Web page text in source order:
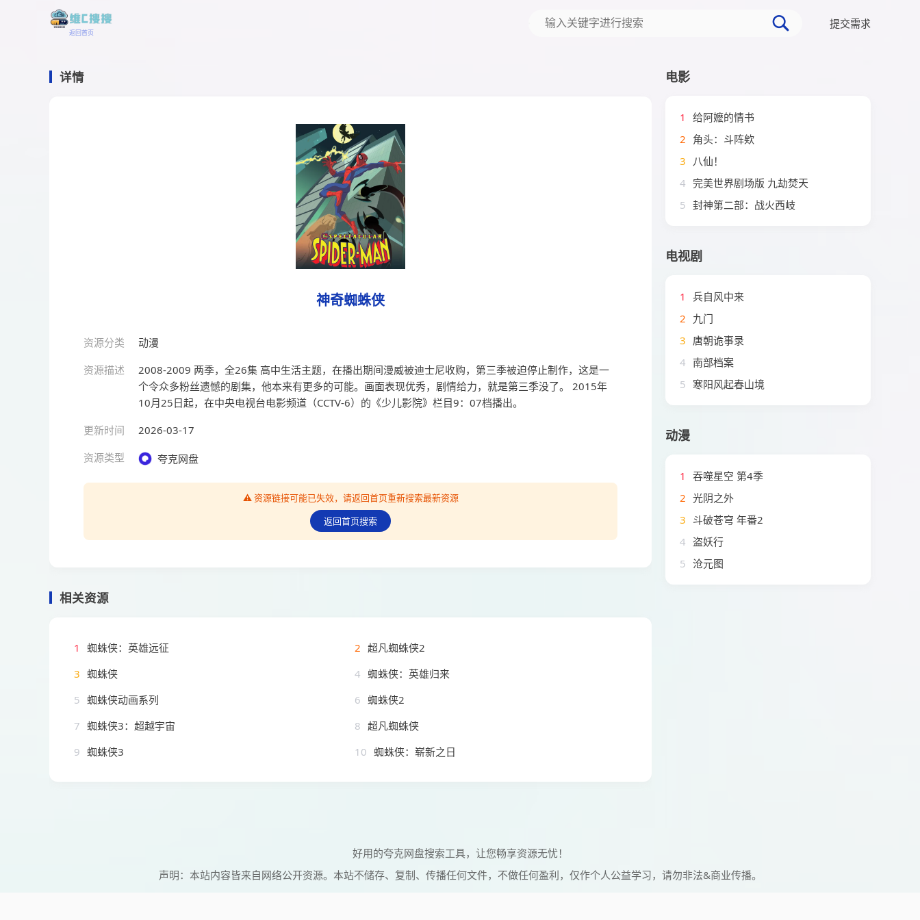
返回首页
提交需求
详情
神奇蜘蛛侠
资源分类
动漫
资源描述
2008-2009 两季，全26集 高中生活主题，在播出期间漫威被迪士尼收购，第三季被迫停止制作，这是一
个令众多粉丝遗憾的剧集，他本来有更多的可能。画面表现优秀，剧情给力，就是第三季没了。 2015年
10月25日起，在中央电视台电影频道（CCTV-6）的《少儿影院》栏目9：07档播出。
更新时间
2026-03-17
资源类型
夸克网盘
⚠️ 资源链接可能已失效，请返回首页重新搜索最新资源
返回首页搜索
相关资源
1 蜘蛛侠：英雄远征 2 超凡蜘蛛侠2
3 蜘蛛侠 4 蜘蛛侠：英雄归来
5 蜘蛛侠动画系列 6 蜘蛛侠2
7 蜘蛛侠3：超越宇宙 8 超凡蜘蛛侠
9 蜘蛛侠3 10 蜘蛛侠：崭新之日
电影
1
给阿嬷的情书
2 角头：斗阵欸
3 八仙！
4 完美世界剧场版 九劫焚天
5 封神第二部：战火西岐
电视剧
1
兵自风中来
2 九门
3 唐朝诡事录
4 南部档案
5 寒阳风起春山境
动漫
1
吞噬星空 第4季
2 光阴之外
3 斗破苍穹 年番2
4 盗妖行
5 沧元图
好用的夸克网盘搜索工具，让您畅享资源无忧！
声明：本站内容皆来自网络公开资源。本站不储存、复制、传播任何文件，不做任何盈利，仅作个人公益学习，请勿非法&商业传播。